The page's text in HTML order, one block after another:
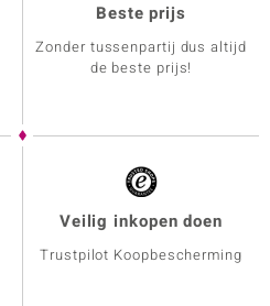
Beste prijs
Zonder tussenpartij dus altijd
de beste prijs!
Veilig inkopen doen
Trustpilot Koopbescherming